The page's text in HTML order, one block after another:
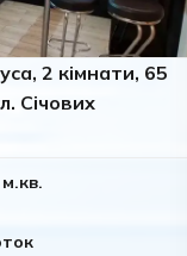
2 кімнати, 65
Січових